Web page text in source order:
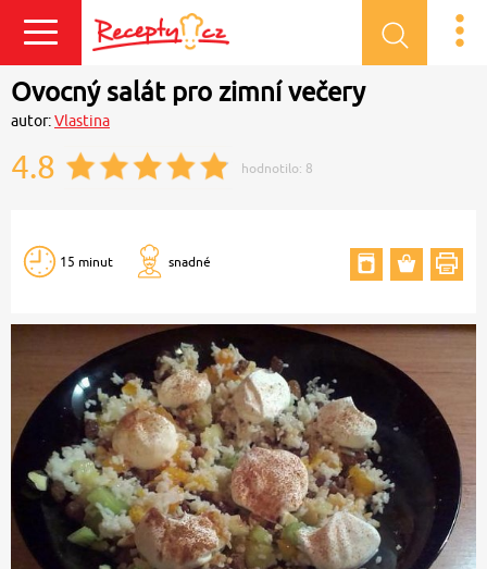
Přihlásit se
Ovocný salát pro zimní večery
autor:Vlastina
4.8 hodnotilo: 8
15 minut snadné